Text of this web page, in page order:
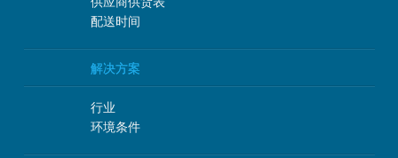
配送时间
解决方案
行业
环境条件